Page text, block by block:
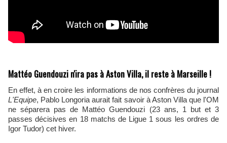
Mattéo Guendouzi n'ira pas à Aston Villa, il reste à Marseille !
En effet, à en croire les informations de nos confrères du journal
L'Equipe, Pablo Longoria aurait fait savoir à Aston Villa que l'OM
ne séparera pas de Mattéo Guendouzi (23 ans, 1 but et 3
passes décisives en 18 matchs de Ligue 1 sous les ordres de
Igor Tudor) cet hiver.